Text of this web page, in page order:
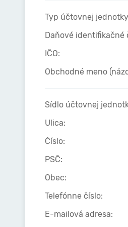
Typ účtovnej
Daňové identifikačné
IČO:
Obchodné meno
Sídlo účtovnej
Ulica:
Číslo:
PSČ:
Obec:
Telefónne číslo:
E-mailová adresa: